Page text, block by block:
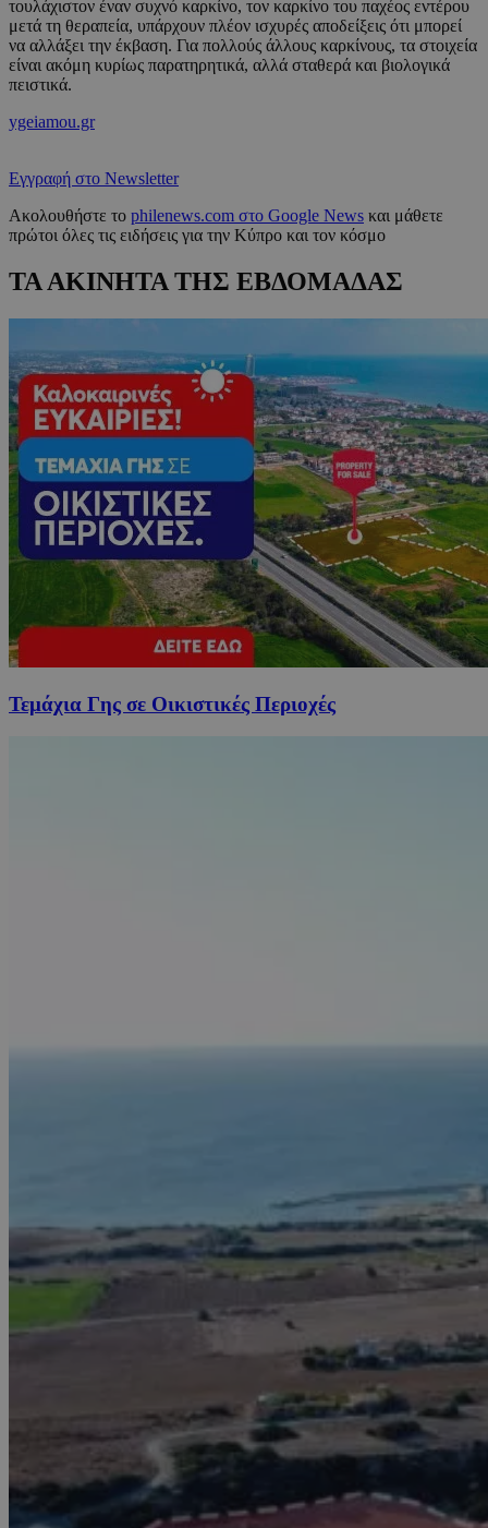
τουλάχιστον έναν συχνό καρκίνο, τον καρκίνο του παχέος εντέρου
μετά τη θεραπεία, υπάρχουν πλέον ισχυρές αποδείξεις ότι μπορεί
να αλλάξει την έκβαση. Για πολλούς άλλους καρκίνους, τα στοιχεία
είναι ακόμη κυρίως παρατηρητικά, αλλά σταθερά και βιολογικά
πειστικά.
ygeiamou.gr
Εγγραφή στο Newsletter
Ακολουθήστε το philenews.com στο Google News και μάθετε
πρώτοι όλες τις ειδήσεις για την Κύπρο και τον κόσμο
ΤΑ ΑΚΙΝΗΤΑ ΤΗΣ ΕΒΔΟΜΑΔΑΣ
Τεμάχια Γης σε Οικιστικές Περιοχές